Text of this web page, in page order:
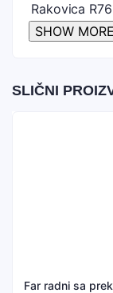
Rakovica R76
SLIČNI
Far radni sa